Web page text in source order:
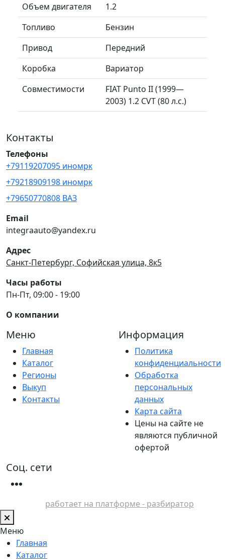
Объем двигателя
1.2
Топливо
Бензин
Привод
Передний
Коробка
Вариатор
Совместимости
FIAT Punto II (1999—
2003) 1.2 CVT (80 л.с.)
Контакты
Телефоны
+79119207095 иномрк
+79218909198 иномрк
+79650770808 ВАЗ
Email
integraauto@yandex.ru
Адрес
Санкт-Петербург, Софийская улица, 8к5
Часы работы
Пн-Пт, 09:00 - 19:00
О компании
Меню
Главная
Каталог
Регионы
Выкуп
Контакты
Информация
Политика
конфиденциальности
Обработка
персональных
данных
Карта сайта
Цены на сайте не
являются публичной
офертой
Соц. сети
работает на платформе - разбиратор
Меню
Главная
Каталог